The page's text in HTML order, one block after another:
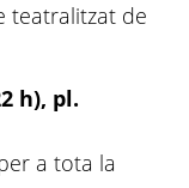
teatralitzat de
h), pl.
a tota la